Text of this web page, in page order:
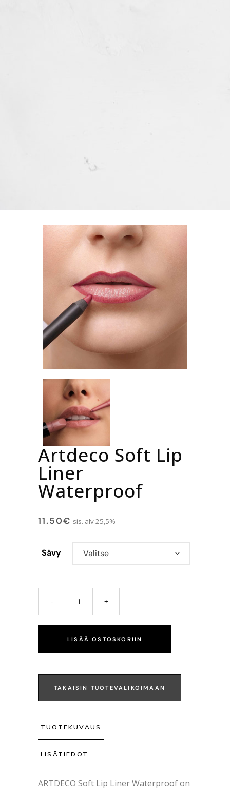
Artdeco Soft Lip
Liner
Waterproof
11.50€ sis. alv 25,5%
Sävy Valitse
LISÄÄ OSTOSKORIIN
TAKAISIN TUOTEVALIKOIMAAN
TUOTEKUVAUS
LISÄTIEDOT
ARTDECO Soft Lip Liner Waterproof on